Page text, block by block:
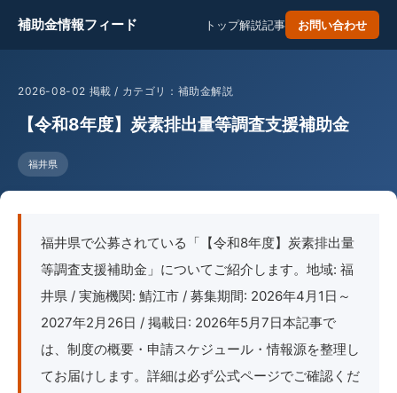
補助金情報フィード トップ解説記事 お問い合わせ
2026-08-02 掲載 / カテゴリ：補助金解説
【令和8年度】炭素排出量等調査支援補助金
福井県
福井県で公募されている「【令和8年度】炭素排出量
等調査支援補助金」についてご紹介します。地域: 福
井県 / 実施機関: 鯖江市 / 募集期間: 2026年4月1日～
2027年2月26日 / 掲載日: 2026年5月7日本記事で
は、制度の概要・申請スケジュール・情報源を整理し
てお届けします。詳細は必ず公式ページでご確認くだ